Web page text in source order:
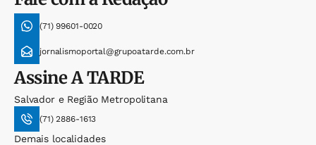
(71) 99601-0020
jornalismoportal@grupoatarde.com.br
AssineA TARDE
Salvador e Região Metropolitana
(71) 2886-1613
Demais localidades